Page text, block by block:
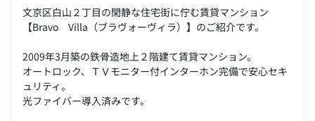
文京区白山２丁目の閑静な住宅街に佇む賃貸マンション
【Bravo Villa（ブラヴォーヴィラ）】のご紹介です。
2009年3月築の鉄骨造地上２階建て賃貸マンション。
オートロック、ＴＶモニター付インターホン完備で安心セキ
ュリティ。
光ファイバー導入済みです。